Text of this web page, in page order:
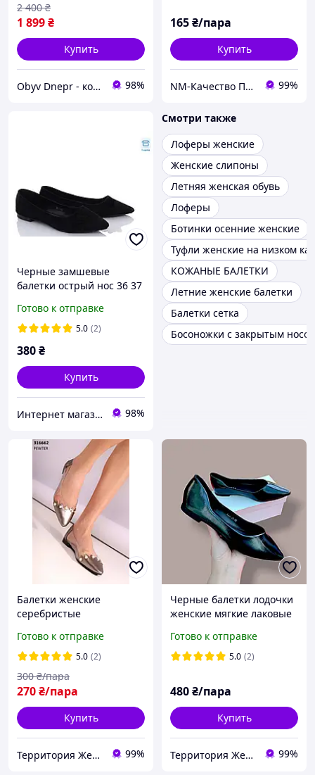
1 899₴
2 400 ₴
Купить
Obyv Dnepr - кожаная обувь г. Днепр 98%
165₴/пара
Купить
NM-Качество Профессионалов 99%
Черные замшевые
балетки острый нос 36 37
Готово к отправке
5.0 (2)
380₴
Купить
Интернет магазин "Ножки в одежке" 98%
Смотри также
Лоферы женские
Женские слипоны
Летняя женская обувь
Лоферы
Ботинки осенние женские
Туфли женские на низком
КОЖАНЫЕ БАЛЕТКИ
Летние женские балетки
Балетки сетка
Босоножки с закрытым
Балетки женские
серебристые
Готово к отправке
5.0 (2)
270₴/пара
300 ₴/пара
Купить
Территория Желаний.TЖ. 99%
Черные балетки лодочки
женские мягкие лаковые
Готово к отправке
5.0 (2)
480₴/пара
Купить
Территория Желаний.TЖ. 99%